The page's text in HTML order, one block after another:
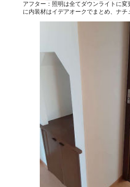
アフター：照明は全てダウンライトに変
に内装材はイデアオークでまとめ、ナチ